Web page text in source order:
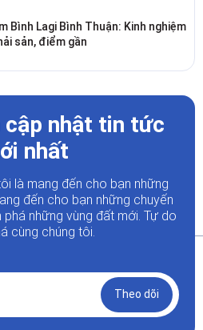
Bình Lagi Bình Thuận: Kinh nghiệm
sản, điểm gần
cập nhật tin tức
nhất
là mang đến cho bạn những
đến cho bạn những chuyến
phá những vùng đất mới. Tự do
cùng chúng tôi.
Theo dõi